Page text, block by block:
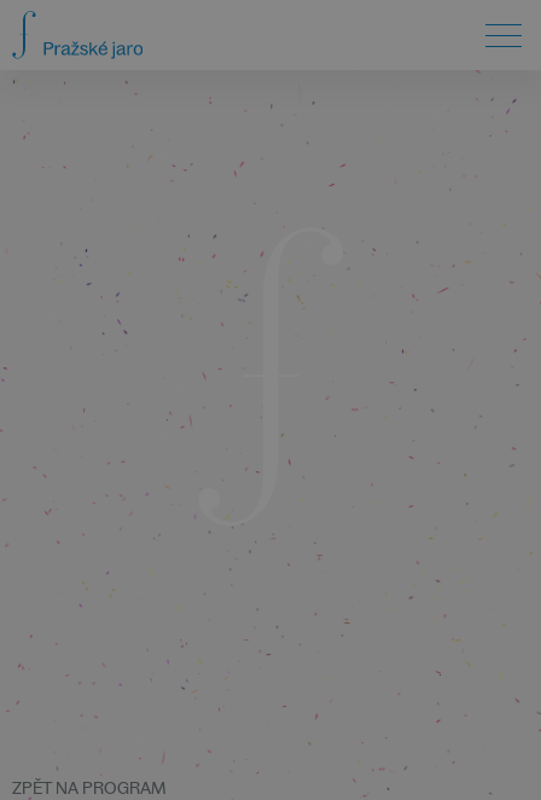
ZPĚT NA PROGRAM